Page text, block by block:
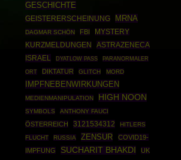
GESCHICHTE
GEISTERERSCHEINUNG MRNA
DAGMAR SCHÖN FBI
MYSTERY
KURZMELDUNGEN
ASTRAZENECA
ISRAEL
DYATLOW PASS PARANORMALER
ORT DIKTATUR GLITCH MORD
IMPFNEBENWIRKUNGEN
MEDIENMANIPULATION HIGH NOON
SYMBOLS ANTHONY FAUCI
ÖSTERREICH 3121534312
HITLERS
FLUCHT
RUSSIA ZENSUR
COVID19-
IMPFUNG
SUCHARIT BHAKDI UK